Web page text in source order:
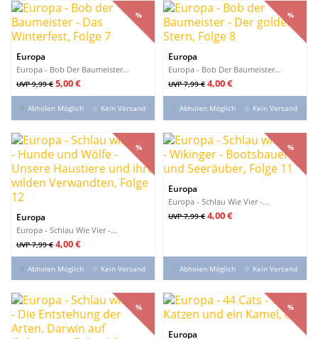
Europa
Europa - Bob Der Baumeister...
Verkaufspreis
UVP 9,99 €
%
Preis
5,00 €
%
Abholen Möglich Kein Versand
Europa
Europa - Bob Der Baumeister...
Verkaufspreis
UVP 7,99 €
%
Preis
4,00 €
%
Abholen Möglich Kein Versand
Europa
Europa - Schlau Wie Vier -...
Verkaufspreis
UVP 7,99 €
%
Preis
4,00 €
%
Abholen Möglich Kein Versand
Europa
Europa - Schlau Wie Vier -...
Verkaufspreis
UVP 7,99 €
%
Preis
4,00 €
%
Abholen Möglich Kein Versand
%
%
Europa
%
%